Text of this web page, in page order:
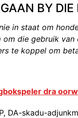
BY
in staat om
om die gebruik
te koppel om
dra
DA-skadu-